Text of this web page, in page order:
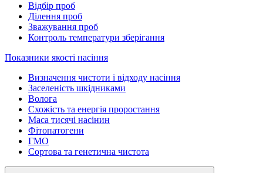
Відбір проб
Ділення проб
Зважування проб
Контроль температури зберігання
Показники якості насіння
Визначення чистоти і відходу насіння
Заселеність шкідниками
Волога
Схожість та енергія проростання
Маса тисячі насінин
Фітопатогени
ГМО
Сортова та генетична чистота